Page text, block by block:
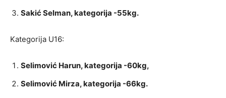
Sakić Selman, kategorija -55kg.
Kategorija U16:
Selimović Harun, kategorija -60kg,
Selimović Mirza, kategorija -66kg.